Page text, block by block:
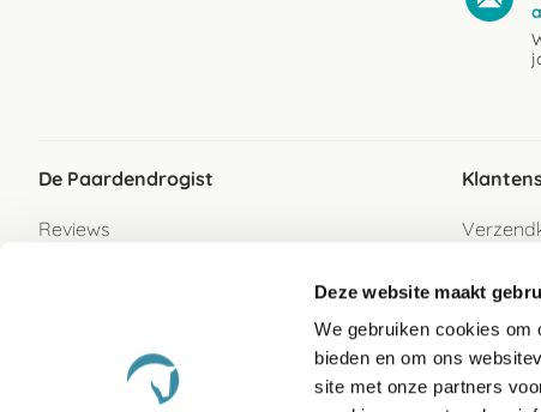
Deze website maakt
We gebruiken cookies om
bieden en om ons
site met onze partners
De Paardendrogist
Reviews
Retour
Retour